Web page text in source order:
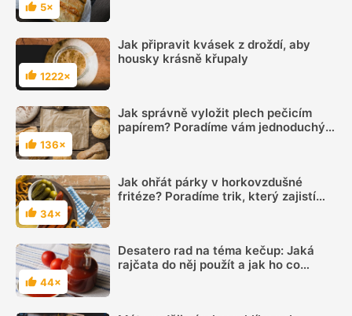
Hodnocení
5×
Hodnocení
1222×
Jak připravit kvásek z droždí, aby
housky krásně křupaly
Hodnocení
136×
Jak správně vyložit plech pečicím
papírem? Poradíme vám jednoduchý
Hodnocení
34×
Jak ohřát párky v horkovzdušné
fritéze? Poradíme trik, který zajistí
Hodnocení
44×
Desatero rad na téma kečup: Jaká
rajčata do něj použít a jak ho co